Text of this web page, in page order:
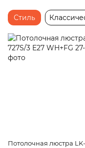
Стиль
Потолочная люстра LK-